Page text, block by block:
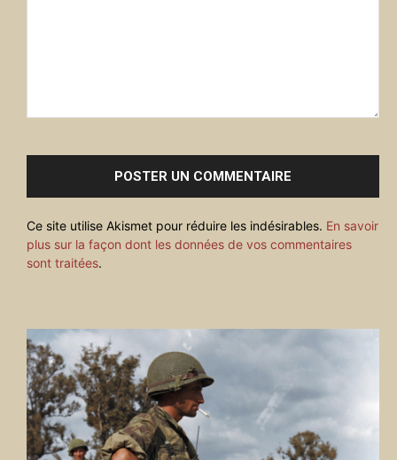
Ce site utilise Akismet pour réduire les indésirables. En savoir
plus sur la façon dont les données de vos commentaires
sont traitées.